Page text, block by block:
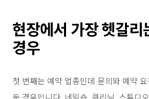
현장에서 가장 헷갈리
경우
첫 번째는 예약 업종인데 문의와 예약